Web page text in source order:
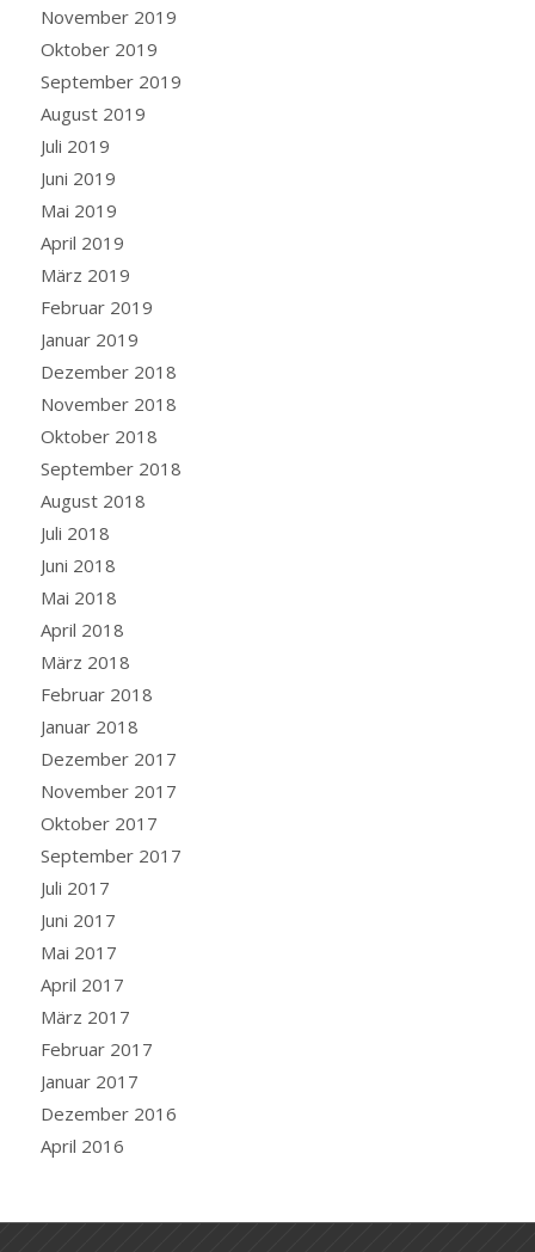
November 2019
Oktober 2019
September 2019
August 2019
Juli 2019
Juni 2019
Mai 2019
April 2019
März 2019
Februar 2019
Januar 2019
Dezember 2018
November 2018
Oktober 2018
September 2018
August 2018
Juli 2018
Juni 2018
Mai 2018
April 2018
März 2018
Februar 2018
Januar 2018
Dezember 2017
November 2017
Oktober 2017
September 2017
Juli 2017
Juni 2017
Mai 2017
April 2017
März 2017
Februar 2017
Januar 2017
Dezember 2016
April 2016